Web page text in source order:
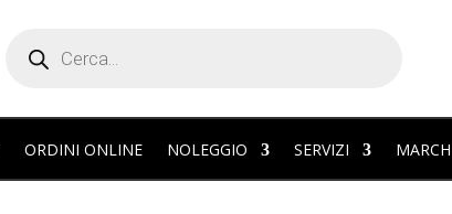
search
ORDINI ONLINE NOLEGGIO SERVIZI